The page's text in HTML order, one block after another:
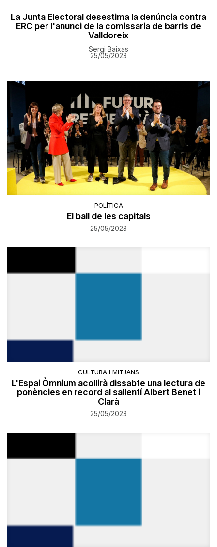
La Junta Electoral desestima la denúncia contra
ERC per l'anunci de la comissaria de barris de
Valldoreix
Sergi Baixas
25/05/2023
POLÍTICA
El ball de les capitals
25/05/2023
CULTURA I MITJANS
L'Espai Òmnium acollirà dissabte una lectura de
ponències en record al sallentí Albert Benet i
Clarà
25/05/2023